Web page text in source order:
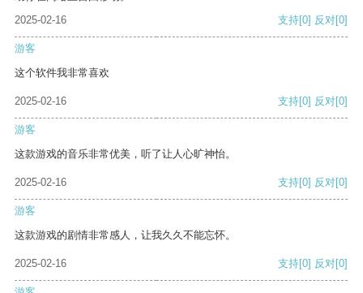
2025-02-16
支持[0] 反对[0]
游客
这个软件我非常喜欢
2025-02-16 支持[0] 反对[0]
游客
这款游戏的音乐非常优美，听了让人心旷神怡。
2025-02-16 支持[0] 反对[0]
游客
这款游戏的剧情非常感人，让我久久不能忘怀。
2025-02-16 支持[0] 反对[0]